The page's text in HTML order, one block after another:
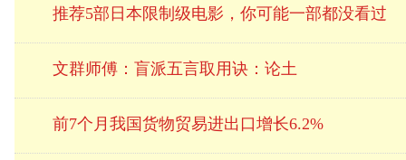
推荐5部日本限制级电影，你可能一部都没看过
文群师傅：盲派五言取用诀：论土
前7个月我国货物贸易进出口增长6.2%